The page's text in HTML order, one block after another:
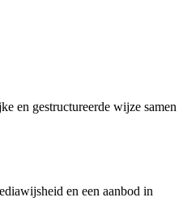
en gestructureerde wijze samen
en een aanbod in